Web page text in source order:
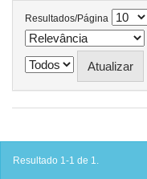
Resultados/Página
Resultado 1-1 de 1.